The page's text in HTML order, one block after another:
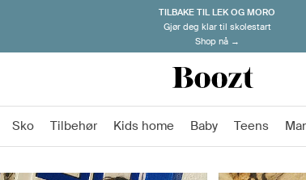
TILBAKE TIL LEK OG MORO
Gjør deg klar til skolestart
Shop nå →
Sko Tilbehør Kids home Baby Teens